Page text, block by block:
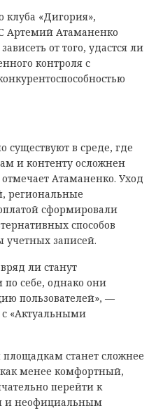
клуба «Дигория»,
Артемий Атаманенко
от того, удастся ли
контроля с
существуют в среде, где
и контенту осложнен
Атаманенко. Уход
региональные
сформировали
способов
учетных записей.
ли станут
себе, однако они
пользователей», —
с «Актуальными
станет сложнее
менее комфортный,
перейти к
и неофициальным